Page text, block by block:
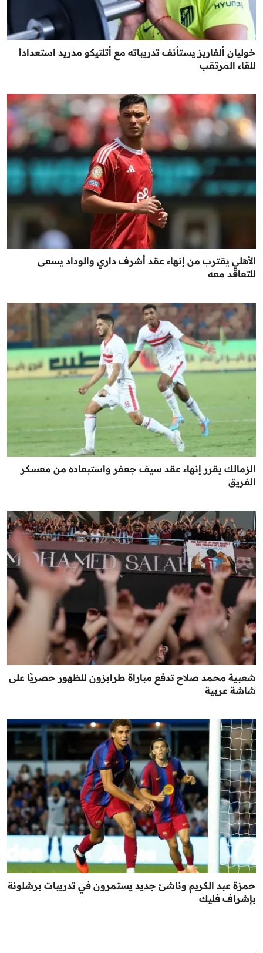
خوليان ألفاريز يستأنف تدريباته مع أتلتيكو مدريد استعداداً
للقاء المرتقب
الأهلي يقترب من إنهاء عقد أشرف داري والوداد يسعى
للتعاقد معه
الزمالك يقرر إنهاء عقد سيف جعفر واستبعاده من معسكر
الفريق
شعبية محمد صلاح تدفع مباراة طرابزون للظهور حصريًا على
شاشة عربية
حمزة عبد الكريم وناشئ جديد يستمرون في تدريبات برشلونة
بإشراف فليك